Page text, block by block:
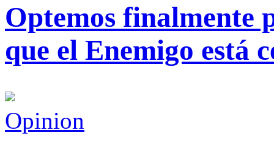
Optemos finalmente
que el Enemigo está
Opinion